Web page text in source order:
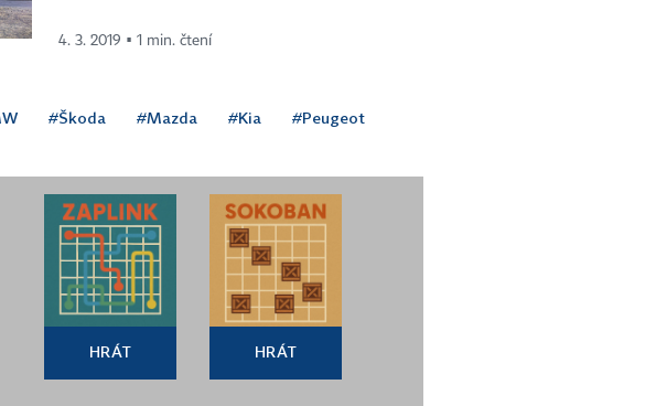
4. 3. 2019 ▪ 1 min. čtení
#Škoda #Mazda #Kia #Peugeot
HRÁT HRÁT